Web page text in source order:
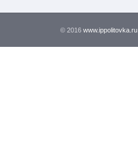
© 2016 www.ippolitovka.ru